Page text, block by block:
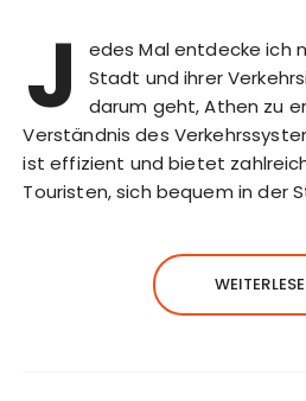
J
edes Mal entdecke ich
Stadt und ihrer
darum geht, Athen zu
Verständnis des
ist effizient und bietet
Touristen, sich bequem in der